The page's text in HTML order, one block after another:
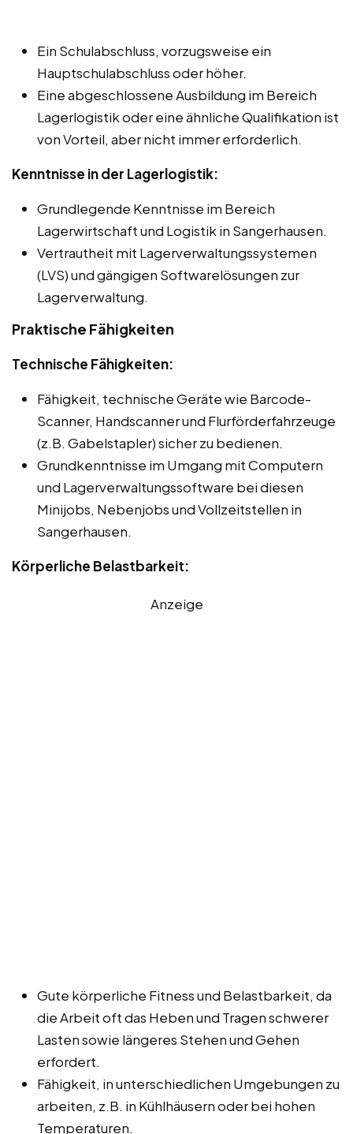
Ein Schulabschluss, vorzugsweise ein
Hauptschulabschluss oder höher.
Eine abgeschlossene Ausbildung im Bereich
Lagerlogistik oder eine ähnliche Qualifikation ist
von Vorteil, aber nicht immer erforderlich.
Kenntnisse in der Lagerlogistik:
Grundlegende Kenntnisse im Bereich
Lagerwirtschaft und Logistik in Sangerhausen.
Vertrautheit mit Lagerverwaltungssystemen
(LVS) und gängigen Softwarelösungen zur
Lagerverwaltung.
Praktische Fähigkeiten
Technische Fähigkeiten:
Fähigkeit, technische Geräte wie Barcode-
Scanner, Handscanner und Flurförderfahrzeuge
(z.B. Gabelstapler) sicher zu bedienen.
Grundkenntnisse im Umgang mit Computern
und Lagerverwaltungssoftware bei diesen
Minijobs, Nebenjobs und Vollzeitstellen in
Sangerhausen.
Körperliche Belastbarkeit:
Anzeige
Gute körperliche Fitness und Belastbarkeit, da
die Arbeit oft das Heben und Tragen schwerer
Lasten sowie längeres Stehen und Gehen
erfordert.
Fähigkeit, in unterschiedlichen Umgebungen zu
arbeiten, z.B. in Kühlhäusern oder bei hohen
Temperaturen.